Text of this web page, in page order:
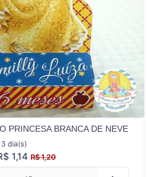
PRINCESA BRANCA DE NEVE
3 dia(s)
1,14 R$ 1,20